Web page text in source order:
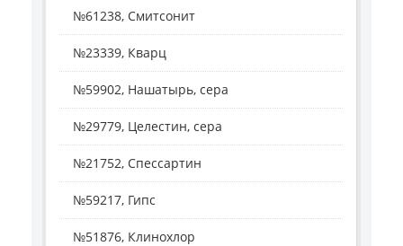
№61238, Смитсонит
№23339, Кварц
№59902, Нашатырь, сера
№29779, Целестин, сера
№21752, Спессартин
№59217, Гипс
№51876, Клинохлор